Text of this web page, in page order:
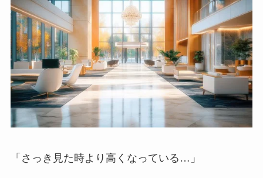
「さっき見た時より高くなっている…」